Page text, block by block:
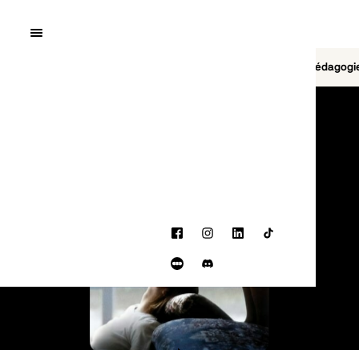
Quai10
FacebookInstagram
LinkedInTikTok
Letterboxd
Discord